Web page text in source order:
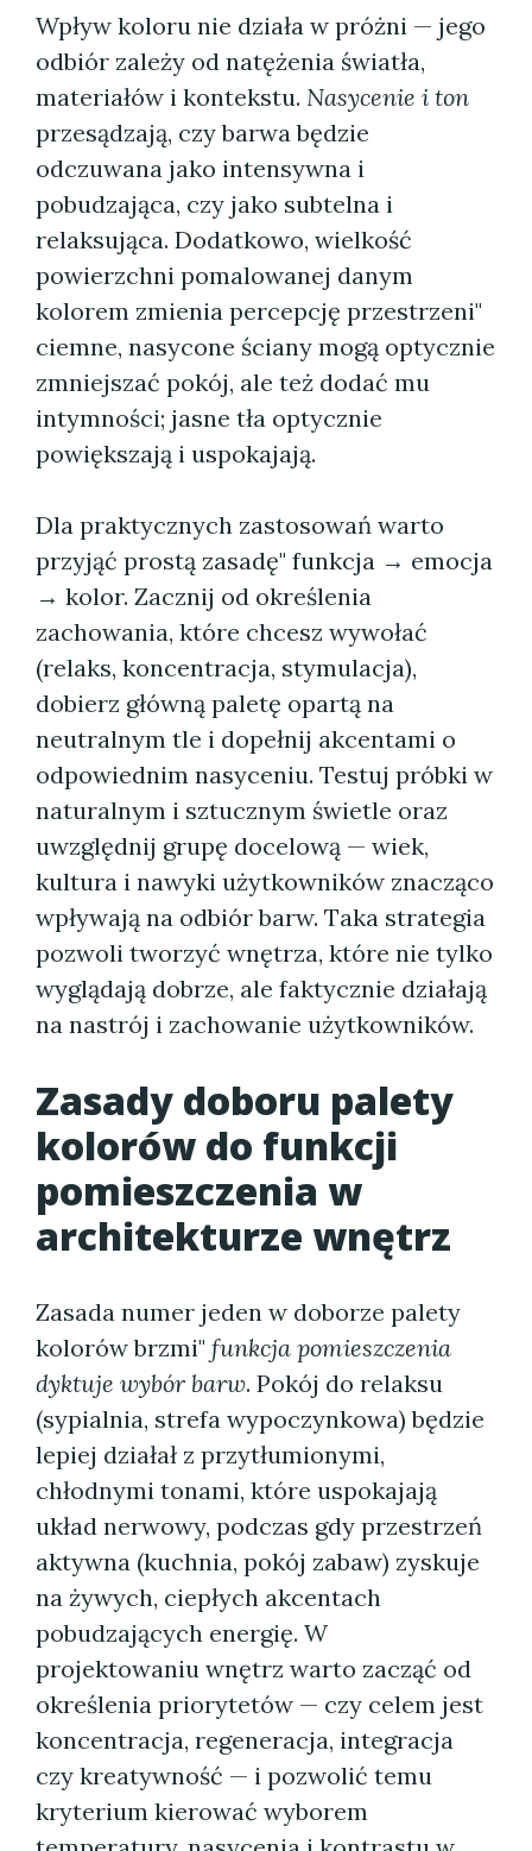
Wpływ koloru nie działa w próżni — jego
odbiór zależy od natężenia światła,
materiałów i kontekstu. Nasycenie i ton
przesądzają, czy barwa będzie
odczuwana jako intensywna i
pobudzająca, czy jako subtelna i
relaksująca. Dodatkowo, wielkość
powierzchni pomalowanej danym
kolorem zmienia percepcję przestrzeni"
ciemne, nasycone ściany mogą optycznie
zmniejszać pokój, ale też dodać mu
intymności; jasne tła optycznie
powiększają i uspokajają.
Dla praktycznych zastosowań warto
przyjąć prostą zasadę" funkcja → emocja
→ kolor. Zacznij od określenia
zachowania, które chcesz wywołać
(relaks, koncentracja, stymulacja),
dobierz główną paletę opartą na
neutralnym tle i dopełnij akcentami o
odpowiednim nasyceniu. Testuj próbki w
naturalnym i sztucznym świetle oraz
uwzględnij grupę docelową — wiek,
kultura i nawyki użytkowników znacząco
wpływają na odbiór barw. Taka strategia
pozwoli tworzyć wnętrza, które nie tylko
wyglądają dobrze, ale faktycznie działają
na nastrój i zachowanie użytkowników.
Zasady doboru palety
kolorów do funkcji
pomieszczenia w
architekturze wnętrz
Zasada numer jeden w doborze palety
kolorów brzmi" funkcja pomieszczenia
dyktuje wybór barw. Pokój do relaksu
(sypialnia, strefa wypoczynkowa) będzie
lepiej działał z przytłumionymi,
chłodnymi tonami, które uspokajają
układ nerwowy, podczas gdy przestrzeń
aktywna (kuchnia, pokój zabaw) zyskuje
na żywych, ciepłych akcentach
pobudzających energię. W
projektowaniu wnętrz warto zacząć od
określenia priorytetów — czy celem jest
koncentracja, regeneracja, integracja
czy kreatywność — i pozwolić temu
kryterium kierować wyborem